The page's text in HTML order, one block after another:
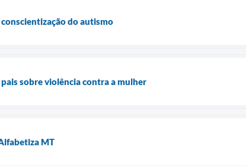
do autismo
sobre violência contra a mulher
MT